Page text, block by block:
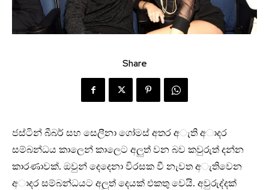
Share
ජස්ටින් බීබර් සහ සෙලීනා ගෝමස් අතර අැති අාදර
සම්බන්ධය කාලෙන් කාලෙට අලුත් වන බව කවුරුත් දන්න
කාරණාවක්. ඔවුන් දෙදෙනා විරසක වී නැවත අැතිවෙන
අාදර සම්බන්ධයට අලුත් දෙයක් එකතු වෙයි. අවුරුද්දක්